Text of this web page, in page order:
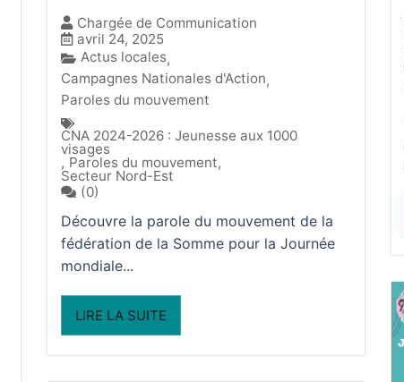
Chargée de Communication
avril 24, 2025
Actus locales,
Campagnes Nationales d'Action,
Paroles du mouvement
CNA 2024-2026 : Jeunesse aux 1000
visages
, Paroles du mouvement,
Secteur Nord-Est
(0)
Découvre la parole du mouvement de la
fédération de la Somme pour la Journée
mondiale...
LIRE LA SUITE